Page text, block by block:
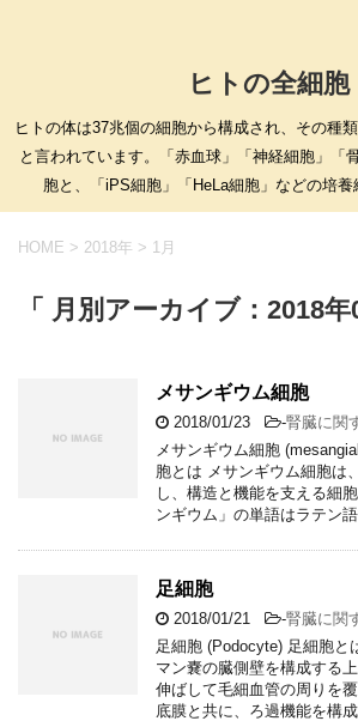
ヒトの全細胞
ヒトの体は37兆個の細胞から構成され、その種
と言われています。「赤血球」「神経細胞」「
胞と、「iPS細胞」「HeLa細胞」などの培養
HOME > 2018年 > 1月
「 月別アーカイブ：2018
メサンギウム細胞
2018/01/23 -腎臓に関
メサンギウム細胞
胞とは メサンギウム細胞は
し、構造と機能を支える細
ンギウム」の単語はラテン
足細胞
2018/01/21 -腎臓に関
足細胞 (Podocyte) 足細胞と
マン嚢の臓側壁を構成する
伸ばして毛細血管の周りを
底膜と共に、ろ過機能を構